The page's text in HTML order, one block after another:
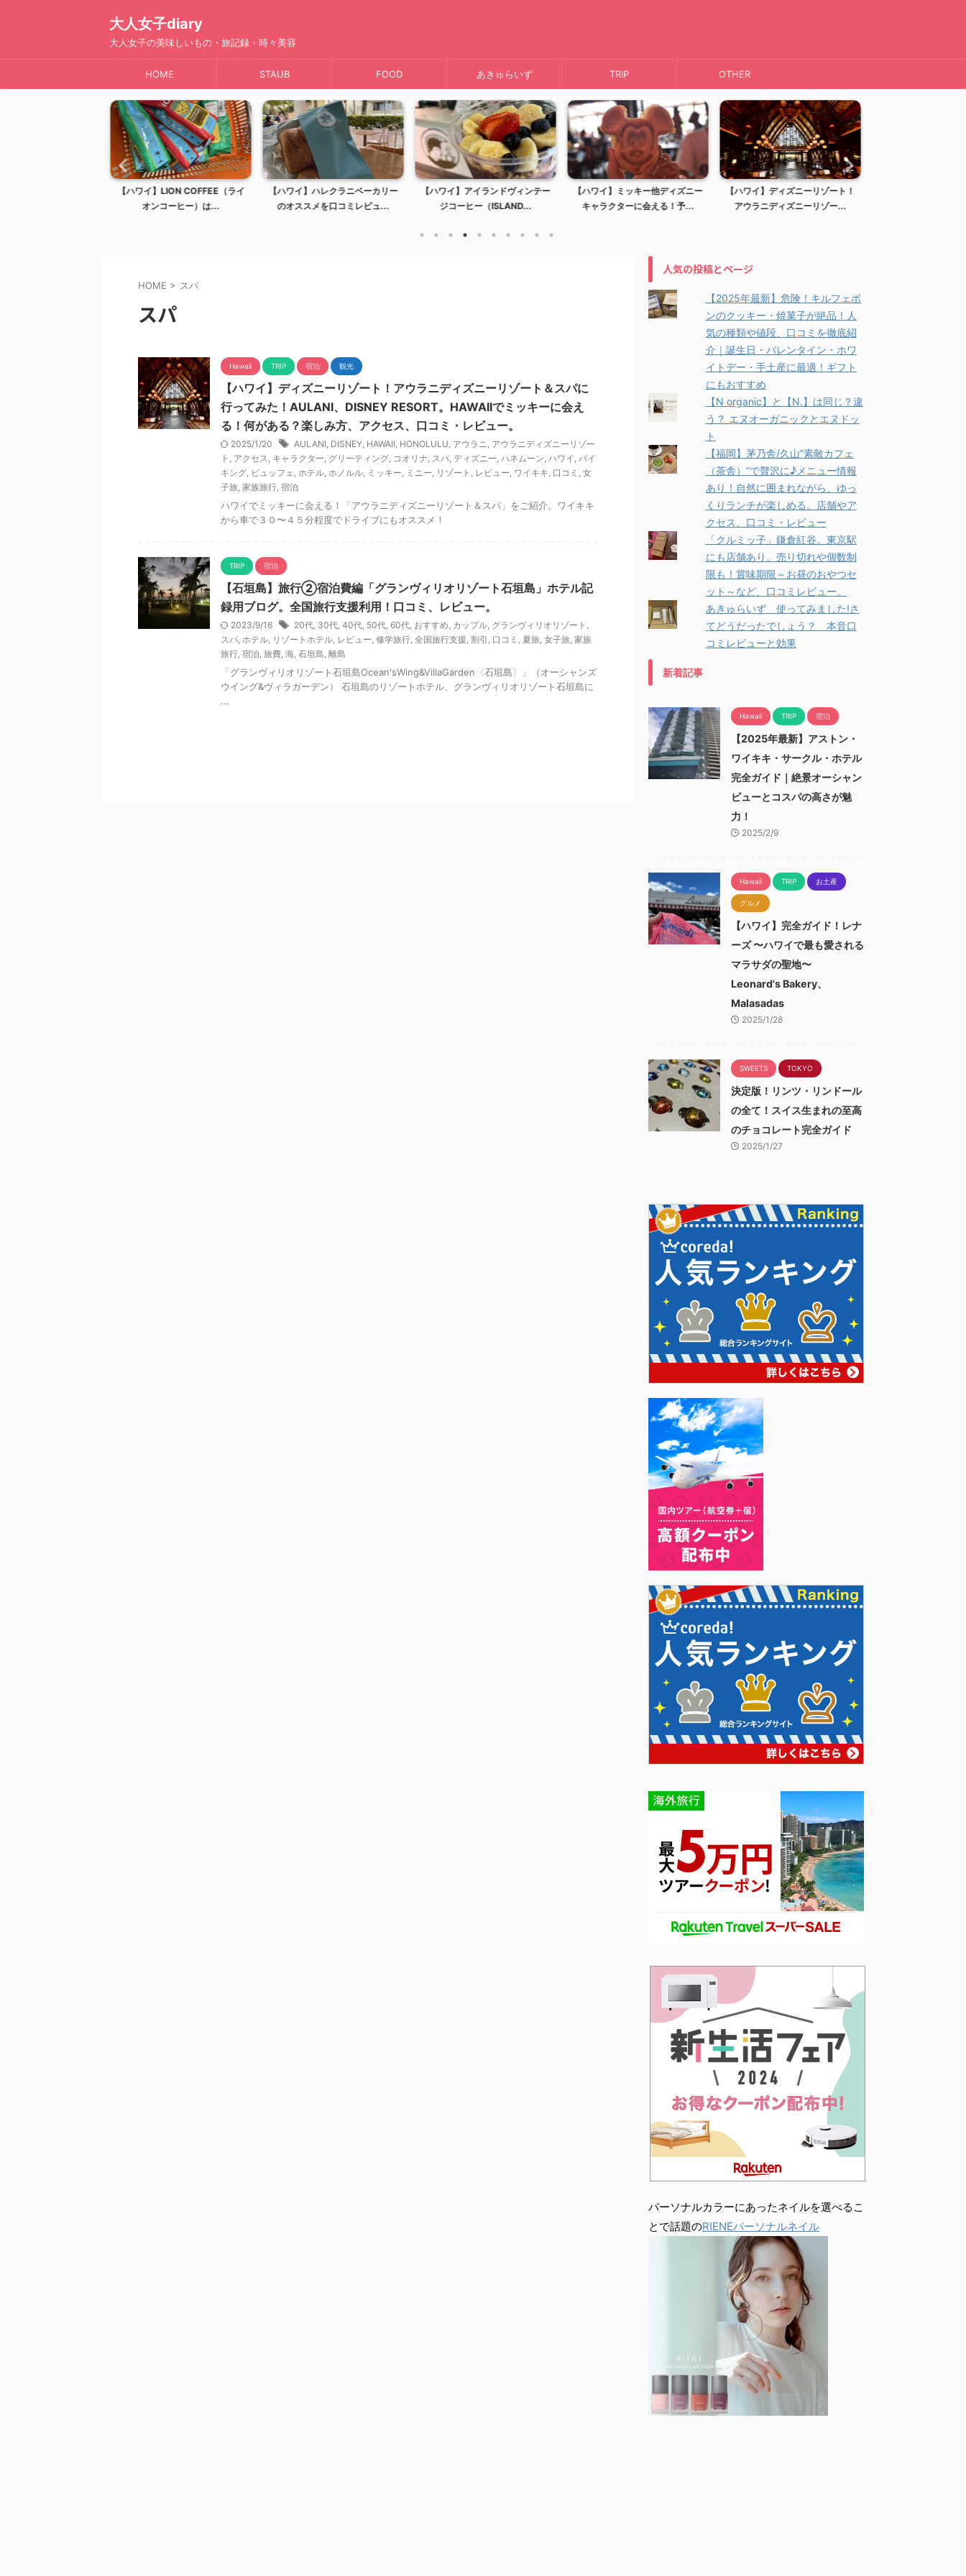
大人女子diary
大人女子の美味しいもの・旅記録・時々美容
HOME STAUB FOOD あきゅらいず TRIP OTHER
【ハワイ】LION COFFEE（ライ
オンコーヒー）は...
【ハワイ】ハレクラニベーカリー
のオススメを口コミレビュ...
【ハワイ】アイランドヴィンテー
ジコーヒー（ISLAND...
【ハワイ】ミッキー他ディズニー
キャラクターに会える！予...
【ハワイ】ディズニーリゾート！
アウラニディズニーリゾー...
HOME > スパ
スパ
Hawaii TRIP 宿泊 観光
【ハワイ】ディズニーリゾート！アウラニディズニーリゾート＆スパに
行ってみた！AULANI、DISNEY RESORT。HAWAIIでミッキーに会え
る！何がある？楽しみ方、アクセス、口コミ・レビュー。
2025/1/20 AULANI DISNEY HAWAII HONOLULU アウラニ アウラニディズニーリゾー
ト
アクセス キャラクター グリーティング コオリナ スパ ディズニー ハネムーン ハワイ バイ
キング ビュッフェ ホテル ホノルル ミッキー ミニー リゾート レビュー ワイキキ 口コミ
女
子旅 家族旅行 宿泊
ハワイでミッキーに会える！「アウラニディズニーリゾート＆スパ」をご紹介。ワイキキ
から車で３０〜４５分程度でドライブにもオススメ！
TRIP 宿泊
【石垣島】旅行②宿泊費編「グランヴィリオリゾート石垣島」ホテル記
録用ブログ。全国旅行支援利用！口コミ、レビュー。
2023/9/16 20代 30代 40代 50代 60代 おすすめ カップル グランヴィリオリゾート
スパ ホテル リゾートホテル レビュー 修学旅行 全国旅行支援 割引 口コミ 夏旅 女子旅 家族
旅行 宿泊 旅費 海 石垣島 離島
「グランヴィリオリゾート石垣島Ocean'sWing&VillaGarden〈石垣島〉」（オーシャンズ
ウイング&ヴィラガーデン） 石垣島のリゾートホテル、グランヴィリオリゾート石垣島に
...
人気の投稿とページ
【2025年最新】危険！キルフェボ
ンのクッキー・焼菓子が絶品！人
気の種類や値段、口コミを徹底紹
介｜誕生日・バレンタイン・ホワ
イトデー・手土産に最適！ギフト
にもおすすめ
【N organic】と【N.】は同じ？違
う？ エヌオーガニックとエヌドッ
ト
【福岡】茅乃舎/久山”素敵カフェ
（茶舎）”で贅沢に♪メニュー情報
あり！自然に囲まれながら、ゆっ
くりランチが楽しめる。店舗やア
クセス、口コミ・レビュー
「クルミッ子」鎌倉紅谷。東京駅
にも店舗あり。売り切れや個数制
限も！賞味期限～お昼のおやつセ
ット～など、口コミレビュー。
あきゅらいず 使ってみました!さ
てどうだったでしょう？ 本音口
コミレビューと効果
新着記事
Hawaii TRIP 宿泊
【2025年最新】アストン・
ワイキキ・サークル・ホテル
完全ガイド｜絶景オーシャン
ビューとコスパの高さが魅
力！
2025/2/9
Hawaii TRIP お土産
グルメ
【ハワイ】完全ガイド！レナ
ーズ 〜ハワイで最も愛される
マラサダの聖地〜
Leonard's Bakery、
Malasadas
2025/1/28
SWEETS TOKYO
決定版！リンツ・リンドール
の全て！スイス生まれの至高
のチョコレート完全ガイド
2025/1/27
パーソナルカラーにあったネイルを選べるこ
とで話題のRIENEパーソナルネイル